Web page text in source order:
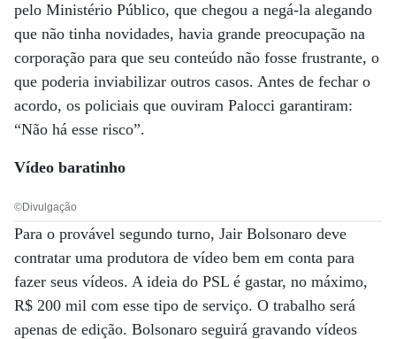
pelo Ministério Público, que chegou a negá-la alegando
que não tinha novidades, havia grande preocupação na
corporação para que seu conteúdo não fosse frustrante, o
que poderia inviabilizar outros casos. Antes de fechar o
acordo, os policiais que ouviram Palocci garantiram:
“Não há esse risco”.
Vídeo baratinho
©Divulgação
Para o provável segundo turno, Jair Bolsonaro deve
contratar uma produtora de vídeo bem em conta para
fazer seus vídeos. A ideia do PSL é gastar, no máximo,
R$ 200 mil com esse tipo de serviço. O trabalho será
apenas de edição. Bolsonaro seguirá gravando vídeos